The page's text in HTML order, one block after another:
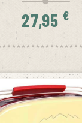
27,95 €